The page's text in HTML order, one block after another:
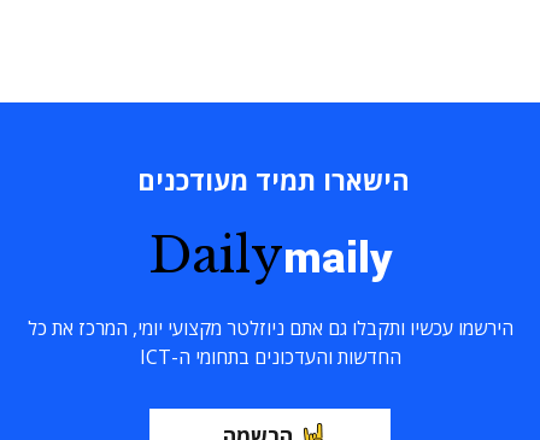
הישארו תמיד מעודכנים
Dailymaily
הירשמו עכשיו ותקבלו גם אתם ניוזלטר מקצועי יומי, המרכז את כל
החדשות והעדכונים בתחומי ה-ICT